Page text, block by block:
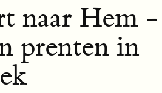
naar Hem -
prenten in